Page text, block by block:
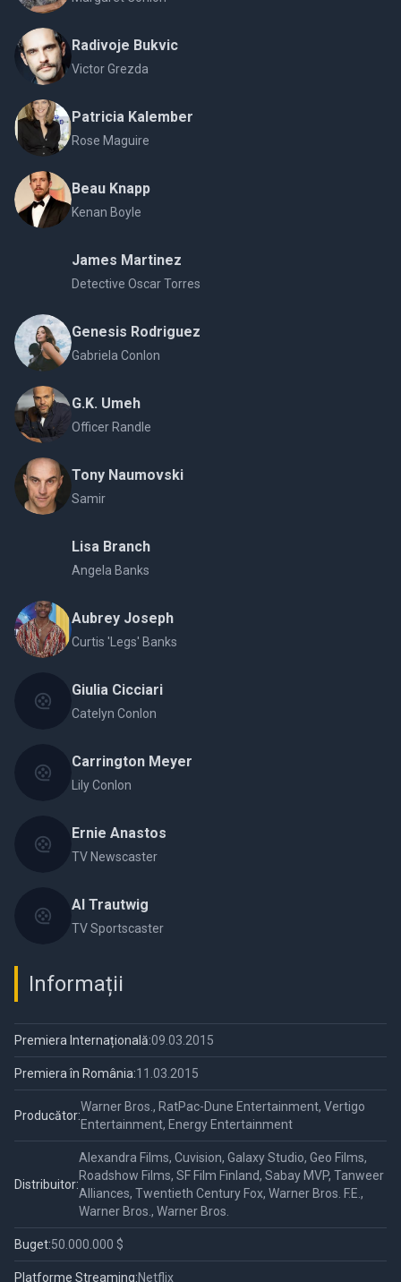
Radivoje Bukvic
Victor Grezda
Patricia Kalember
Rose Maguire
Beau Knapp
Kenan Boyle
James Martinez
Detective Oscar Torres
Genesis Rodriguez
Gabriela Conlon
G.K. Umeh
Officer Randle
Tony Naumovski
Samir
Lisa Branch
Angela Banks
Aubrey Joseph
Curtis 'Legs' Banks
Giulia Cicciari
Catelyn Conlon
Carrington Meyer
Lily Conlon
Ernie Anastos
TV Newscaster
Al Trautwig
TV Sportscaster
Informații
Premiera Internațională:09.03.2015
Premiera în România:11.03.2015
Producător:
Warner Bros., RatPac-Dune Entertainment, Vertigo
Entertainment, Energy Entertainment
Distribuitor:
Alexandra Films, Cuvision, Galaxy Studio, Geo Films,
Roadshow Films, SF Film Finland, Sabay MVP, Tanweer
Alliances, Twentieth Century Fox, Warner Bros. F.E.,
Warner Bros., Warner Bros.
Buget:50.000.000 $
Platforme Streaming:Netflix